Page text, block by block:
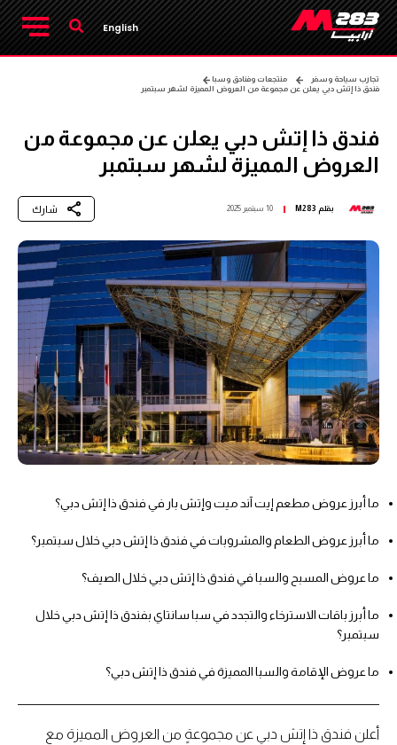
English
تجارب سياحة وسفر
منتجعات وفنادق وسبا
فندق ذا إتش دبي يعلن عن مجموعة من العروض المميزة لشهر سبتمبر
فندق ذا إتش دبي يعلن عن مجموعة من
العروض المميزة لشهر سبتمبر
بقلم M283 10 سبتمبر 2025 شارك
ما أبرز عروض مطعم إيت آند ميت وإتش بار في فندق ذا إتش دبي؟
ما أبرز عروض الطعام والمشروبات في فندق ذا إتش دبي خلال سبتمبر؟
ما عروض المسبح والسبا في فندق ذا إتش دبي خلال الصيف؟
ما أبرز باقات الاسترخاء والتجدد في سبا سانتاي بفندق ذا إتش دبي خلال
سبتمبر؟
ما عروض الإقامة والسبا المميزة في فندق ذا إتش دبي؟
أعلن فندق ذا إتش دبي عن مجموعةٍ من العروض المميزة مع